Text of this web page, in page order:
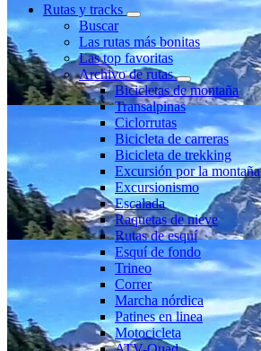
Rutas y tracks
Buscar
Las rutas más bonitas
Las top favoritas
Archivo de rutas
Bicicletas de montaña
Transalpinas
Ciclorrutas
Bicicleta de carreras
Bicicleta de trekking
Excursión por la montaña
Excursionismo
Escalada
Raquetas de nieve
Rutas de esquí
Esquí de fondo
Trineo
Correr
Marcha nórdica
Patines en linea
Motocicleta